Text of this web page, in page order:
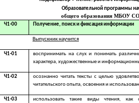
Образовательной программы
общего образования МБОУ
Ч1-00
Получение, поиск и фиксация информации
Выпускник научится
Ч1-01
воспринимать на слух и понимать
характера, художественные и
Ч1-02
осознанно читать тексты с целью
читательского опыта, освоения и
Ч1-03
использовать такие виды чтения, как